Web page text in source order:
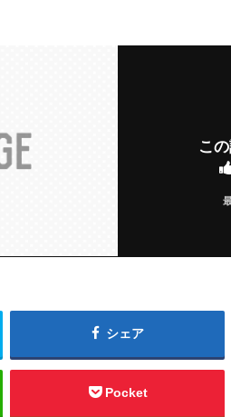
こ
シェア
Pocket